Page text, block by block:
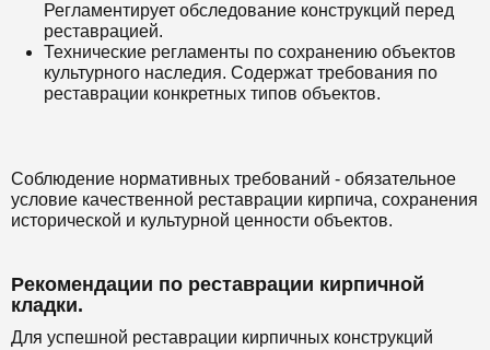
Регламентирует обследование конструкций перед
реставрацией.
Технические регламенты по сохранению объектов
культурного наследия. Содержат требования по
реставрации конкретных типов объектов.
Соблюдение нормативных требований - обязательное
условие качественной реставрации кирпича, сохранения
исторической и культурной ценности объектов.
Рекомендации по реставрации кирпичной
кладки.
Для успешной реставрации кирпичных конструкций